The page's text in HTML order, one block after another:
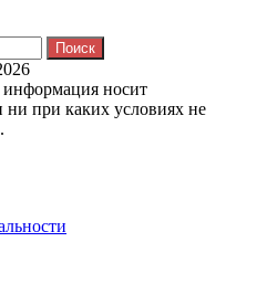
информация носит
при каких условиях не